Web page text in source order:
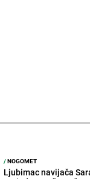
/NOGOMET
Ljubimac navijača